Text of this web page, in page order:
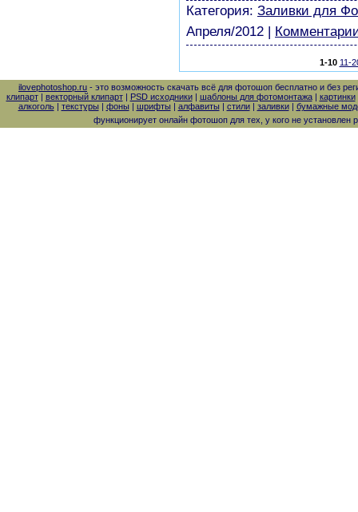
Категория: Заливки для
Апреля/2012
1-10 11-
ilovephotoshop.ru - это возможность скачать всё для фотошоп бесплатно и без
клипарт| векторный клипарт| PSD исходники| шаблоны для фотомонтажа| картинки
алкоголь| текстуры| фоны| шрифты| алфавиты| стили| заливки| бумажные
функционирует онлайн фотошоп для тех, у кого не установлен